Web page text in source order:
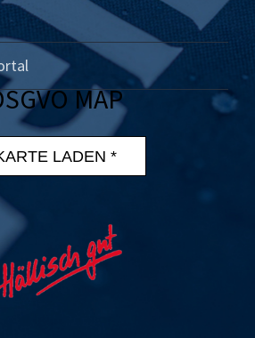
MAP
LADEN *
akzeptierst du die
Google. Mehr erfahren